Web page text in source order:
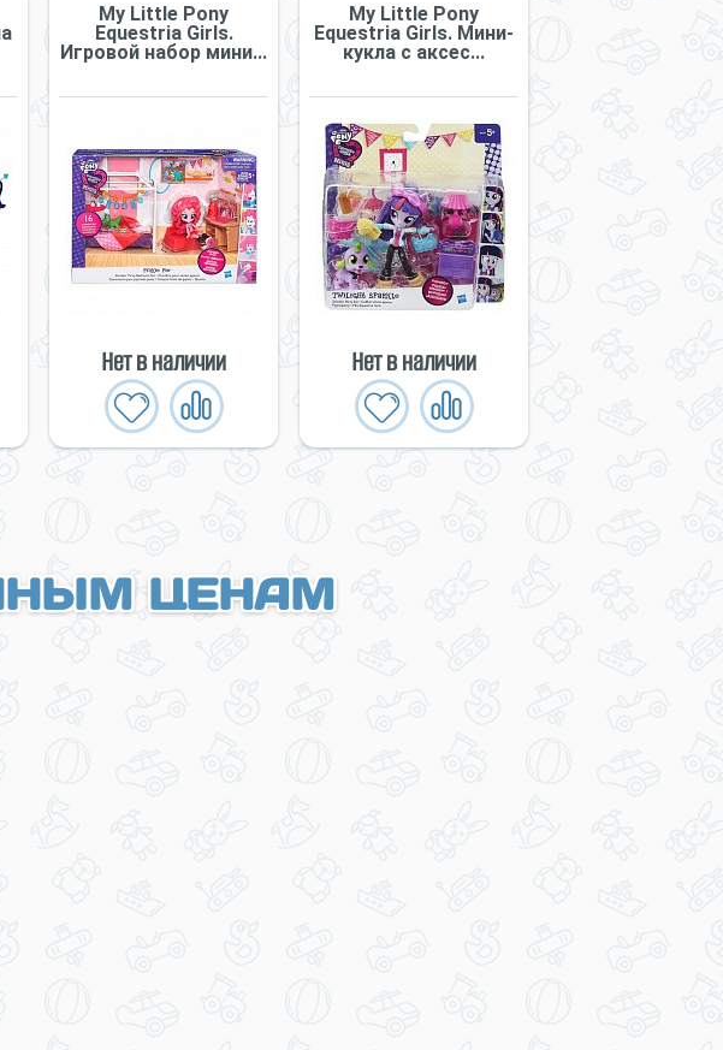
My Little Pony
Equestria Girls.
Игровой набор мини...
Нет в наличии
My Little Pony
Equestria Girls. Мини-
кукла с аксес...
Нет в наличии
ЦЕНАМ